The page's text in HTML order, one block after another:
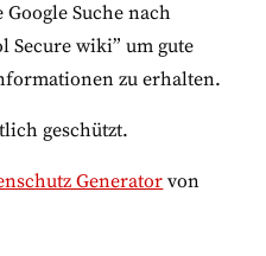
Suche nach
Secure wiki” um gute
zu erhalten.
geschützt.
Generatorvon